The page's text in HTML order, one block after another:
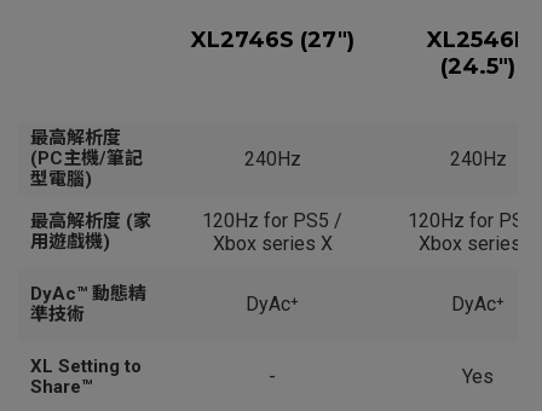
最高解析度
(PC主機/筆記
型電腦)‎
最高解析度 (家
用遊戲機)‎
DyAc™ 動態精
準技術
XL Setting to
Share™
XL2746S (27")
240Hz
120Hz for PS5 /
Xbox series X
DyAc⁺
-
XL2546K
(24.5")
240Hz
120Hz for PS5
Xbox series X
DyAc⁺
Yes